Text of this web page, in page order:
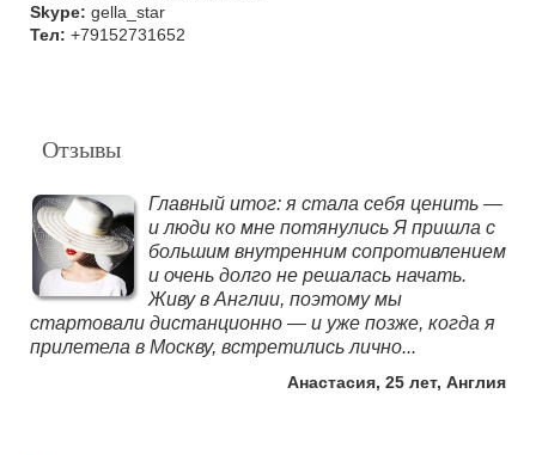
Skype: gella_star
Тел: +79152731652
Отзывы
Главный итог: я стала себя ценить —
и люди ко мне потянулись Я пришла с
большим внутренним сопротивлением
и очень долго не решалась начать.
Живу в Англии, поэтому мы
стартовали дистанционно — и уже позже, когда я
прилетела в Москву, встретились лично...
Анастасия, 25 лет, Англия